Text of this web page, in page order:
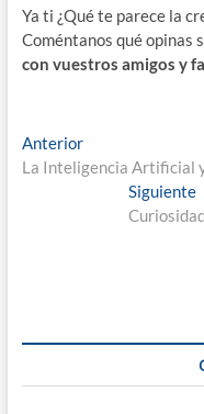
Ya ti ¿Qué te parece la
Coméntanos qué opinas
con vuestros amigos y
Navegación
de
entradas
AnteriorEntrada
anterior:
La Inteligencia Artificial
Siguiente